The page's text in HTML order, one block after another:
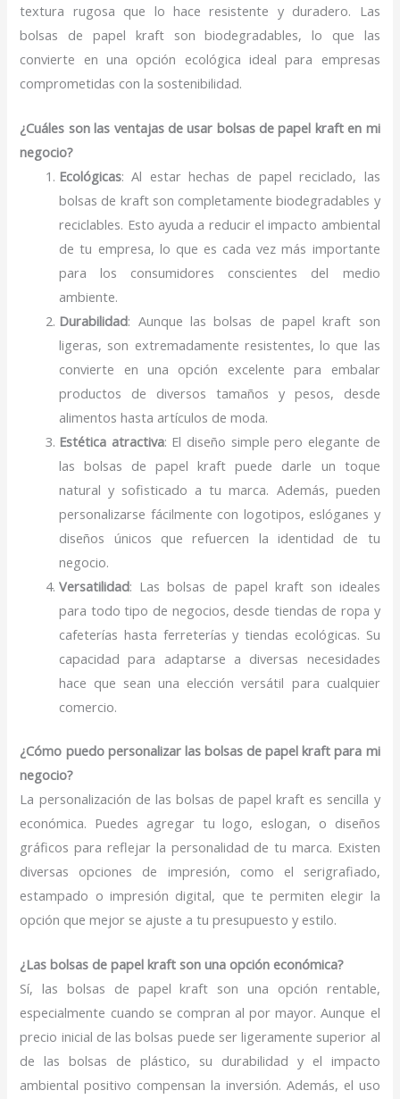
textura rugosa que lo hace resistente y duradero. Las
bolsas de papel kraft son biodegradables, lo que las
convierte en una opción ecológica ideal para empresas
comprometidas con la sostenibilidad.
¿Cuáles son las ventajas de usar bolsas de papel kraft en mi
negocio?
Ecológicas: Al estar hechas de papel reciclado, las
bolsas de kraft son completamente biodegradables y
reciclables. Esto ayuda a reducir el impacto ambiental
de tu empresa, lo que es cada vez más importante
para los consumidores conscientes del medio
ambiente.
Durabilidad: Aunque las bolsas de papel kraft son
ligeras, son extremadamente resistentes, lo que las
convierte en una opción excelente para embalar
productos de diversos tamaños y pesos, desde
alimentos hasta artículos de moda.
Estética atractiva: El diseño simple pero elegante de
las bolsas de papel kraft puede darle un toque
natural y sofisticado a tu marca. Además, pueden
personalizarse fácilmente con logotipos, eslóganes y
diseños únicos que refuercen la identidad de tu
negocio.
Versatilidad: Las bolsas de papel kraft son ideales
para todo tipo de negocios, desde tiendas de ropa y
cafeterías hasta ferreterías y tiendas ecológicas. Su
capacidad para adaptarse a diversas necesidades
hace que sean una elección versátil para cualquier
comercio.
¿Cómo puedo personalizar las bolsas de papel kraft para mi
negocio?
La personalización de las bolsas de papel kraft es sencilla y
económica. Puedes agregar tu logo, eslogan, o diseños
gráficos para reflejar la personalidad de tu marca. Existen
diversas opciones de impresión, como el serigrafiado,
estampado o impresión digital, que te permiten elegir la
opción que mejor se ajuste a tu presupuesto y estilo.
¿Las bolsas de papel kraft son una opción económica?
Sí, las bolsas de papel kraft son una opción rentable,
especialmente cuando se compran al por mayor. Aunque el
precio inicial de las bolsas puede ser ligeramente superior al
de las bolsas de plástico, su durabilidad y el impacto
ambiental positivo compensan la inversión. Además, el uso